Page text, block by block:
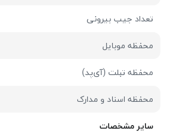
تعداد جیب بیرونی
محفظه موبایل
محفظه تبلت (آی‌پد)
محفظه اسناد و مدارک
سایر مشخصات